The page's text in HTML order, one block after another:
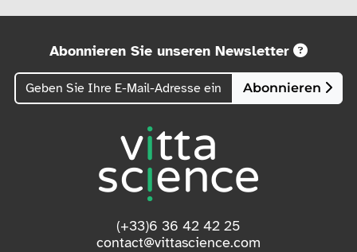
Abonnieren Sie unseren Newsletter
Abonnieren
(+33)6 36 42 42 25
contact@vittascience.com